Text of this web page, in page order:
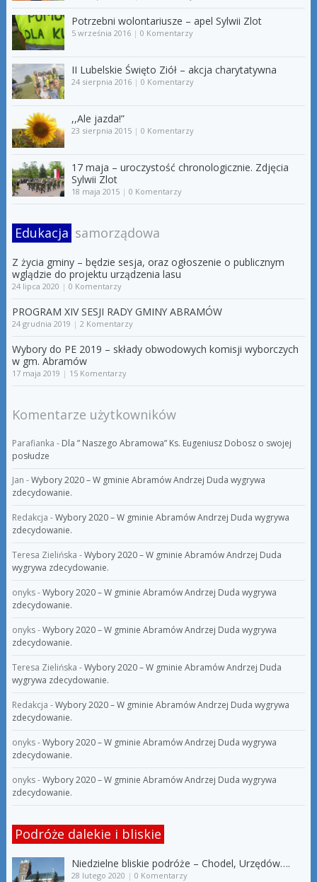
Potrzebni wolontariusze – apel Sylwii Zlot
5 września 2016| 0 Komentarzy
II Lubelskie Święto Ziół – akcja charytatywna
24 sierpnia 2016| 0 Komentarzy
,,Ale jazda!”
23 sierpnia 2015| 0 Komentarzy
17 maja – uroczystość chronologicznie. Zdjęcia
Sylwii Zlot
18 maja 2015| 0 Komentarzy
Edukacja samorządowa
Z życia gminy – będzie sesja, oraz ogłoszenie o publicznym
wglądzie do projektu urządzenia lasu
24 lipca 2020 | 0 Komentarzy
PROGRAM XIV SESJI RADY GMINY ABRAMÓW
24 grudnia 2019 | 2 Komentarzy
Wybory do PE 2019 – składy obwodowych komisji wyborczych
w gm. Abramów
17 maja 2019 | 15 Komentarzy
Komentarze użytkowników
Parafianka - Dla ” Naszego Abramowa” Ks. Eugeniusz Dobosz o swojej
posłudze
Jan -Wybory 2020 – W gminie Abramów Andrzej Duda wygrywa
zdecydowanie.
Redakcja -Wybory 2020 – W gminie Abramów Andrzej Duda wygrywa
zdecydowanie.
Teresa Zielińska -Wybory 2020 – W gminie Abramów Andrzej Duda
wygrywa zdecydowanie.
onyks-Wybory 2020 – W gminie Abramów Andrzej Duda wygrywa
zdecydowanie.
onyks-Wybory 2020 – W gminie Abramów Andrzej Duda wygrywa
zdecydowanie.
Teresa Zielińska -Wybory 2020 – W gminie Abramów Andrzej Duda
wygrywa zdecydowanie.
Redakcja -Wybory 2020 – W gminie Abramów Andrzej Duda wygrywa
zdecydowanie.
onyks-Wybory 2020 – W gminie Abramów Andrzej Duda wygrywa
zdecydowanie.
onyks-Wybory 2020 – W gminie Abramów Andrzej Duda wygrywa
zdecydowanie.
Podróże dalekie i bliskie
Niedzielne bliskie podróże – Chodel, Urzędów….
28 lutego 2020 | 0 Komentarzy